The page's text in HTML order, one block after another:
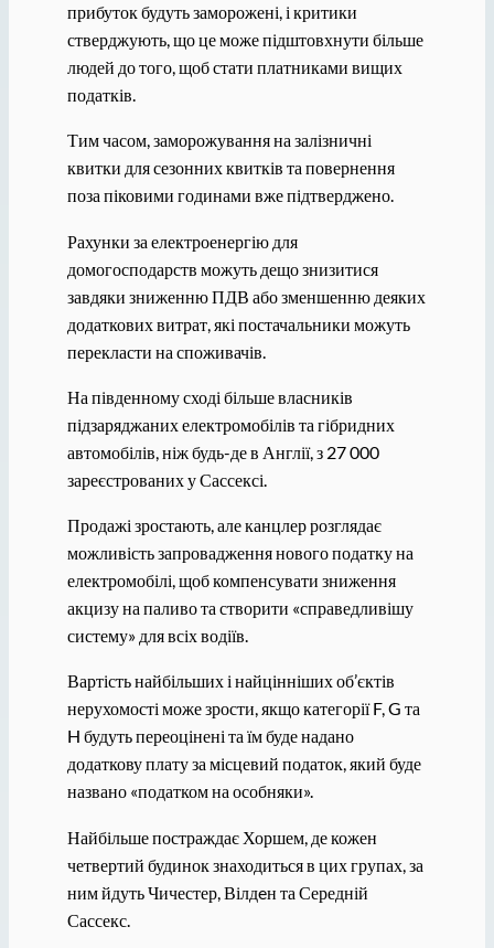
прибуток будуть заморожені, і критики
стверджують, що це може підштовхнути більше
людей до того, щоб стати платниками вищих
податків.
Тим часом, заморожування на залізничні
квитки для сезонних квитків та повернення
поза піковими годинами вже підтверджено.
Рахунки за електроенергію для
домогосподарств можуть дещо знизитися
завдяки зниженню ПДВ або зменшенню деяких
додаткових витрат, які постачальники можуть
перекласти на споживачів.
На південному сході більше власників
підзаряджаних електромобілів та гібридних
автомобілів, ніж будь-де в Англії, з 27 000
зареєстрованих у Сассексі.
Продажі зростають, але канцлер розглядає
можливість запровадження нового податку на
електромобілі, щоб компенсувати зниження
акцизу на паливо та створити «справедливішу
систему» ​​для всіх водіїв.
Вартість найбільших і найцінніших об’єктів
нерухомості може зрости, якщо категорії F, G та
H будуть переоцінені та їм буде надано
додаткову плату за місцевий податок, який буде
названо «податком на особняки».
Найбільше постраждає Хоршем, де кожен
четвертий будинок знаходиться в цих групах, за
ним йдуть Чичестер, Вілдeн та Середній
Сассекс.